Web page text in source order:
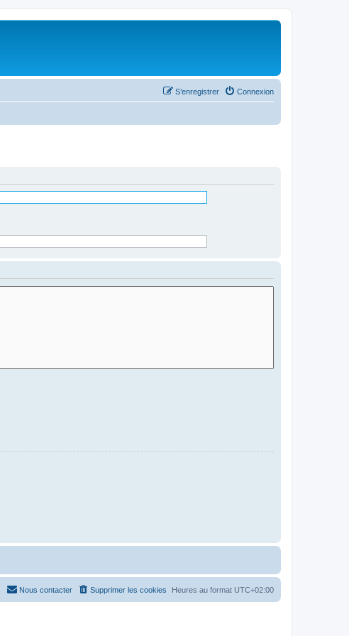
Connexion
S’enregistrer
Heures au format UTC+02:00
Supprimer les cookies
Nous contacter